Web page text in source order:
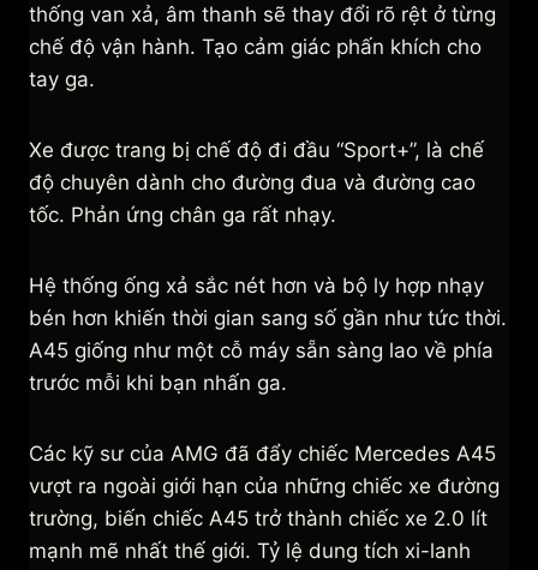
thống van xả, âm thanh sẽ thay đổi rõ rệt ở từng
chế độ vận hành. Tạo cảm giác phấn khích cho
tay ga.
Xe được trang bị chế độ đi đầu “Sport+”, là chế
độ chuyên dành cho đường đua và đường cao
tốc. Phản ứng chân ga rất nhạy.
Hệ thống ống xả sắc nét hơn và bộ ly hợp nhạy
bén hơn khiến thời gian sang số gần như tức thời.
A45 giống như một cỗ máy sẵn sàng lao về phía
trước mỗi khi bạn nhấn ga.
Các kỹ sư của AMG đã đẩy chiếc Mercedes A45
vượt ra ngoài giới hạn của những chiếc xe đường
trường, biến chiếc A45 trở thành chiếc xe 2.0 lít
mạnh mẽ nhất thế giới. Tỷ lệ dung tích xi-lanh